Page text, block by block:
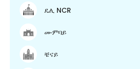
ዴሊ NCR
ሙምባይ
ቼናይ